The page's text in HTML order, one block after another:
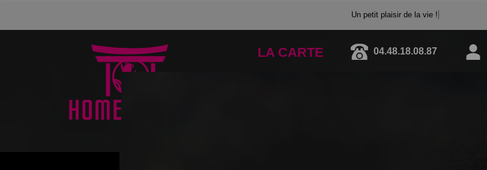
Un petit plaisir de la vie !
LA CARTE 04.48.18.08.87